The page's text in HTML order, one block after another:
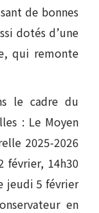
de bonnes
dotés d’une
qui remonte
le cadre du
: Le Moyen
2025-2026
février, 14h30
jeudi 5 février
en